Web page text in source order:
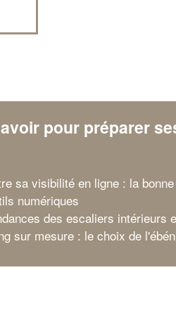
pour préparer
sa visibilité en ligne : la
numériques
des escaliers intérieurs
sur mesure : le choix de